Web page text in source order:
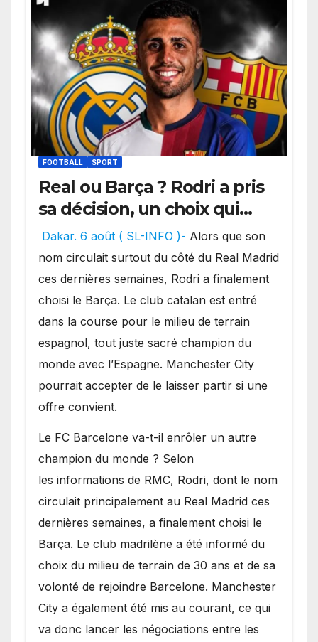
FOOTBALL SPORT
Real ou Barça ? Rodri a pris
sa décision, un choix qui
pourrait faire grand bruit
sur le marché des
transferts.
Dakar. 6 août ( SL-INFO )- Alors que son
nom circulait surtout du côté du Real Madrid
ces dernières semaines, Rodri a finalement
choisi le Barça. Le club catalan est entré
dans la course pour le milieu de terrain
espagnol, tout juste sacré champion du
monde avec l’Espagne. Manchester City
pourrait accepter de le laisser partir si une
offre convient.
​Le FC Barcelone va-t-il enrôler un autre
champion du monde ? Selon
les informations de RMC, Rodri, dont le nom
circulait principalement au Real Madrid ces
dernières semaines, a finalement choisi le
Barça. Le club madrilène a été informé du
choix du milieu de terrain de 30 ans et de sa
volonté de rejoindre Barcelone. Manchester
City a également été mis au courant, ce qui
va donc lancer les négociations entre les